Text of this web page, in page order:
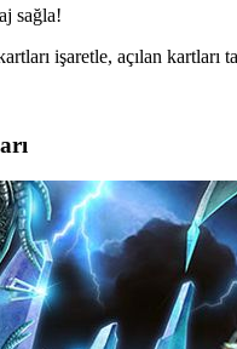
sağla!
işaretle, açılan